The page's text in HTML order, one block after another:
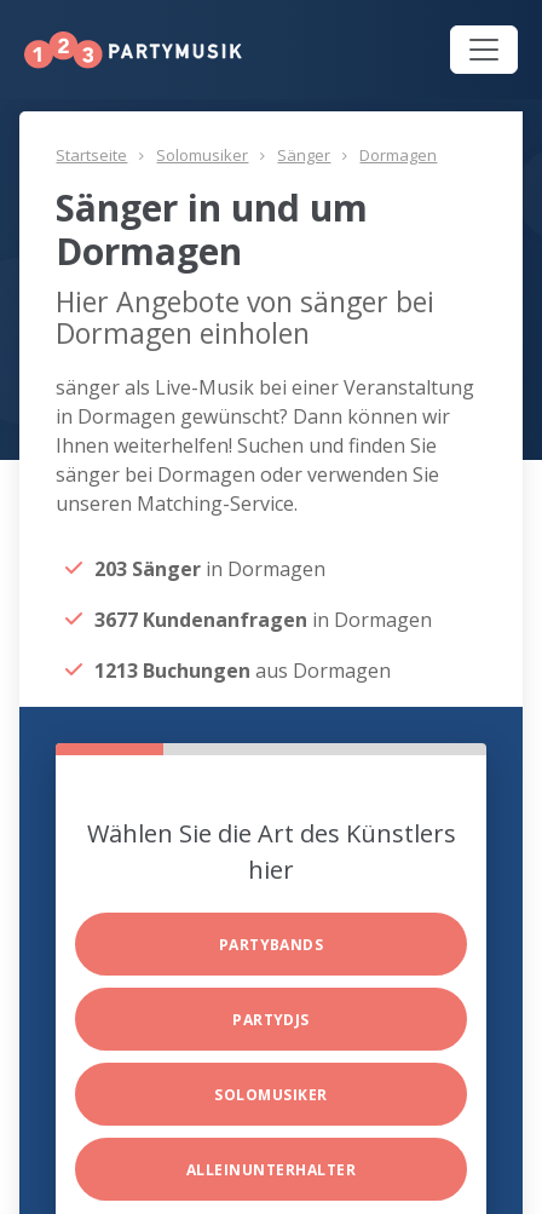
Startseite Solomusiker Sänger Dormagen
Sänger in und um
Dormagen
Hier Angebote von sänger bei
Dormagen einholen
sänger als Live-Musik bei einer Veranstaltung
in Dormagen gewünscht? Dann können wir
Ihnen weiterhelfen! Suchen und finden Sie
sänger bei Dormagen oder verwenden Sie
unseren Matching-Service.
203 Sänger in Dormagen
3677 Kundenanfragen in Dormagen
1213 Buchungen aus Dormagen
Wählen Sie die Art des Künstlers
hier
PARTYBANDS
PARTYDJS
SOLOMUSIKER
ALLEINUNTERHALTER